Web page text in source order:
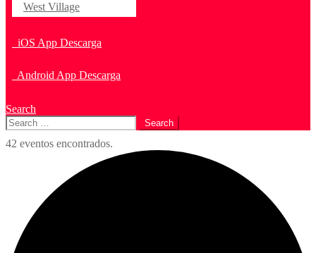
West Village
iOS App Descarga
Android App Descarga
Search
Search
for:
42 eventos encontrados.